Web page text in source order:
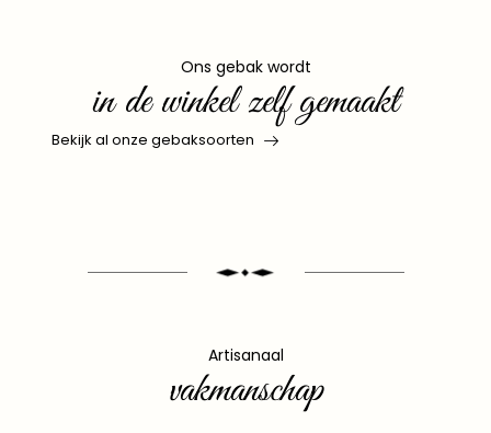
Ons gebak wordt
in de winkel zelf gemaakt
Bekijk al onze gebaksoorten
Artisanaal
vakmanschap